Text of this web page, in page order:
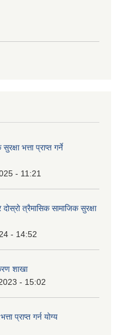
भत्ता प्राप्त गर्ने
- 11:21
त्रैमासिक सामाजिक सुरक्षा
- 14:52
शाखा
- 15:02
प्राप्त गर्न योग्य